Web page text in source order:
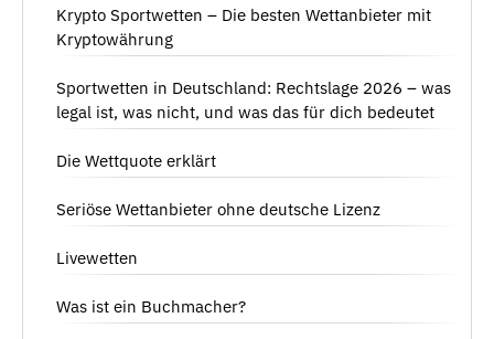
Krypto Sportwetten – Die besten Wettanbieter mit
Kryptowährung
Sportwetten in Deutschland: Rechtslage 2026 – was
legal ist, was nicht, und was das für dich bedeutet
Die Wettquote erklärt
Seriöse Wettanbieter ohne deutsche Lizenz
Livewetten
Was ist ein Buchmacher?